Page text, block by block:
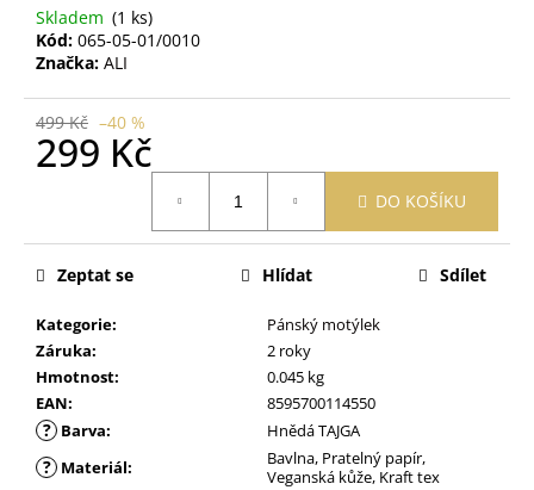
Skladem (1 ks)
Kód: 065-05-01/0010
Značka: ALI
499 Kč –40 %
299 Kč
DO KOŠÍKU
Kategorie:
Pánský motýlek
Záruka:
2 roky
Hmotnost:
0.045 kg
EAN: 8595700114550
? Barva: Hnědá TAJGA
? Materiál:
Bavlna, Pratelný papír,
Veganská kůže, Kraft tex
Zeptat se Hlídat Sdílet
MIX
VŮNÍ
25
KS
299
Kč